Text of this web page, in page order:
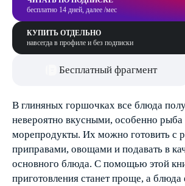
бесплатно 14 дней, далее /мес
КУПИТЬ ОТДЕЛЬНО
навсегда в профиле и без подписки
Бесплатный фрагмент
В глиняных горшочках все блюда
невероятно вкусными, особенно рыба
морепродукты. Их можно готовить с
приправами, овощами и подавать в
основного блюда. С помощью этой
приготовления станет проще, а блюда